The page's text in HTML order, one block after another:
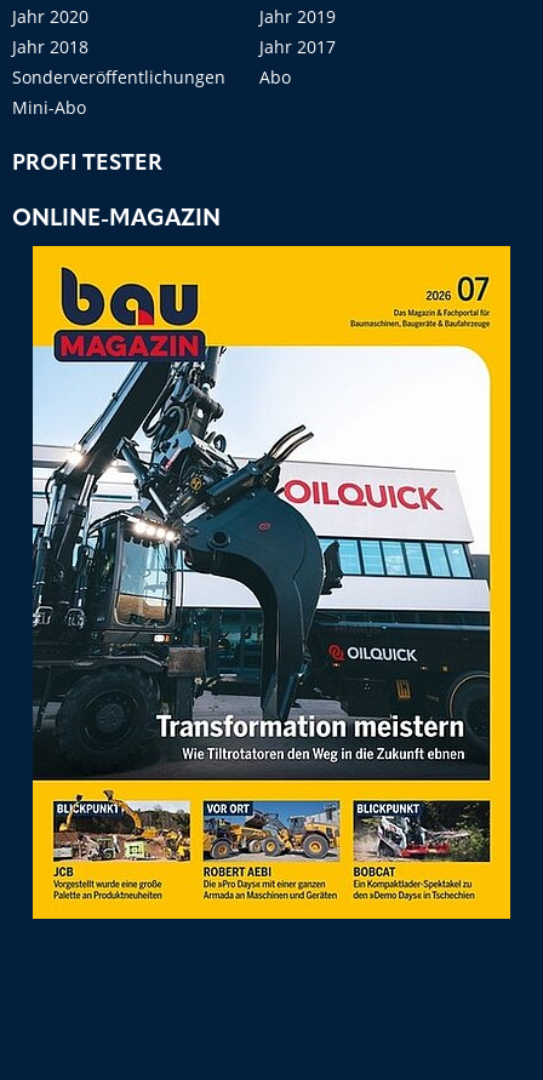
Jahr 2020
Jahr 2019
Jahr 2018
Jahr 2017
Sonderveröffentlichungen
Abo
Mini-Abo
PROFI TESTER
ONLINE-MAGAZIN